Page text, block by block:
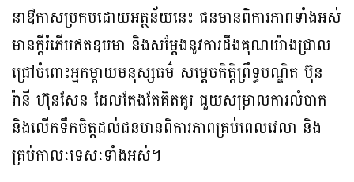
នាឳកាសប្រកបដោយអត្ថន័យនេះ ជនមានពិការភាពទាំងអស់
មានក្តីរំភើបឥតឧបមា និងសម្តែងនូវការដឹងគុណយ៉ាងជ្រាល
ជ្រៅចំពោះអ្នកម្តាយមនុស្សធម៌ សម្តេចកិត្តិព្រឹទ្ធបណ្ឌិត ប៊ុន
រ៉ានី ហ៊ុនសែន ដែលតែងតែគិតគូរ ជួយសម្រាលការលំបាក
និងលើកទឹកចិត្តដល់ជនមានពិការភាពគ្រប់ពេលវេលា និង
គ្រប់កាលៈទេសៈទាំងអស់។